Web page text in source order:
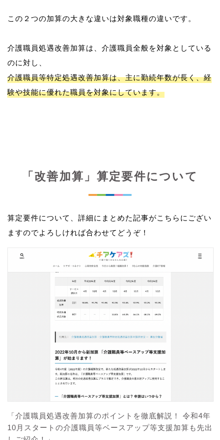
この２つの加算の大きな違いは対象職種の違いです。
介護職員処遇改善加算は、介護職員全般を対象としている
介護職員等特定処遇改善加算は、主に勤続年数が長く、経
験や技能に優れた職員を対象にしています。
「改善加算」算定要件について
算定要件について、詳細にまとめた記事がこちらにござい
ますのでよろしければ合わせてどうぞ！
「介護職員処遇改善加算のポイントを徹底解説！ 令和4年
10月スタートの介護職員等ベースアップ等支援加算も先出